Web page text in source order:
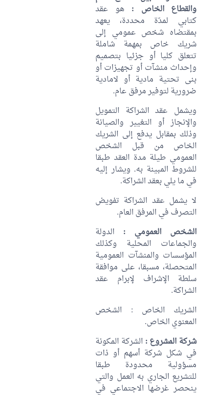
والقطاع الخاص : هو عقد
كتابي لمدّة محددة، يعهد
بمقتضاه شخص عمومي إلى
شريك خاص بمهمة شاملة
تتعلق كليا أو جزئيا بتصميم
وإحداث منشآت أو تجهيزات أو
بنى تحتية مادية أو لامادية
ضرورية لتوفير مرفق عام.
ويشمل عقد الشراكة التمويل
والإنجاز أو التغيير والصيانة
وذلك بمقابل يدفع إلى الشريك
الخاص من قبل الشخص
العمومي طيلة مدة العقد طبقا
للشروط المبينة به. ويشار إليه
في ما يلي بعقد الشراكة.
لا يشمل عقد الشراكة تفويض
التصرف في المرفق العام.
الشخص العمومي : الدولة
والجماعات المحلية وكذلك
المؤسسات والمنشآت العمومية
المتحصلة، مسبقا، على موافقة
سلطة الإشراف لإبرام عقد
الشراكة.
الشريك الخاص : الشخص
المعنوي الخاص.
شركة المشروع : الشركة المكونة
في شكل شركة أسهم أو ذات
مسؤولية محدودة طبقا
للتشريع الجاري به العمل والتي
ينحصر غرضها الاجتماعي في